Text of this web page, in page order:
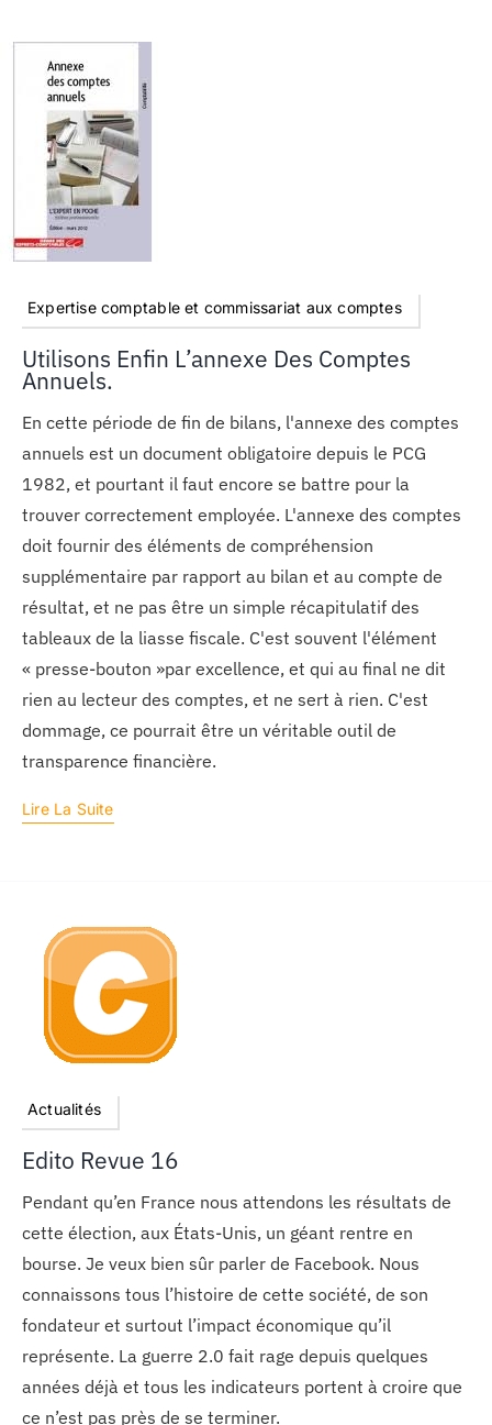
Expertise comptable et commissariat aux comptes
Utilisons Enfin L’annexe Des Comptes
Annuels.
En cette période de fin de bilans, l'annexe des comptes
annuels est un document obligatoire depuis le PCG
1982, et pourtant il faut encore se battre pour la
trouver correctement employée. L'annexe des comptes
doit fournir des éléments de compréhension
supplémentaire par rapport au bilan et au compte de
résultat, et ne pas être un simple récapitulatif des
tableaux de la liasse fiscale. C'est souvent l'élément
« presse-bouton »par excellence, et qui au final ne dit
rien au lecteur des comptes, et ne sert à rien. C'est
dommage, ce pourrait être un véritable outil de
transparence financière.
Lire La Suite
Actualités
Edito Revue 16
Pendant qu’en France nous attendons les résultats de
cette élection, aux États-Unis, un géant rentre en
bourse. Je veux bien sûr parler de Facebook. Nous
connaissons tous l’histoire de cette société, de son
fondateur et surtout l’impact économique qu’il
représente. La guerre 2.0 fait rage depuis quelques
années déjà et tous les indicateurs portent à croire que
ce n’est pas près de se terminer.